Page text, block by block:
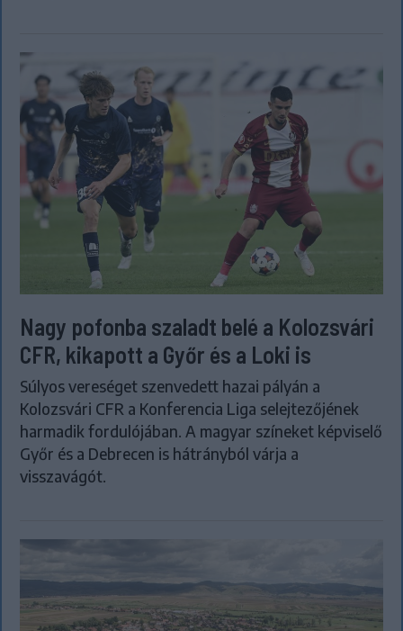
Nagy pofonba szaladt belé a Kolozsvári
CFR, kikapott a Győr és a Loki is
Súlyos vereséget szenvedett hazai pályán a
Kolozsvári CFR a Konferencia Liga selejtezőjének
harmadik fordulójában. A magyar színeket képviselő
Győr és a Debrecen is hátrányból várja a
visszavágót.